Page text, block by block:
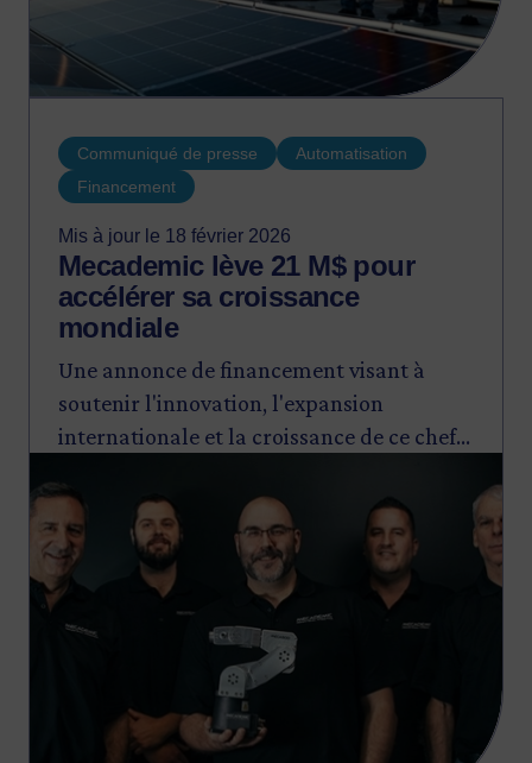
Communiqué de presse
Automatisation
Financement
Mis à jour le 18 février 2026
Mecademic lève 21 M$ pour
accélérer sa croissance
mondiale
Une annonce de financement visant à
soutenir l'innovation, l'expansion
internationale et la croissance de ce chef
compacte de précision.